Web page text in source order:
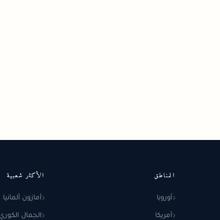
المناطق
أوروبا
أمريكا
الأكثر شعبية
أمازون ألمانيا
الجمال الكوري